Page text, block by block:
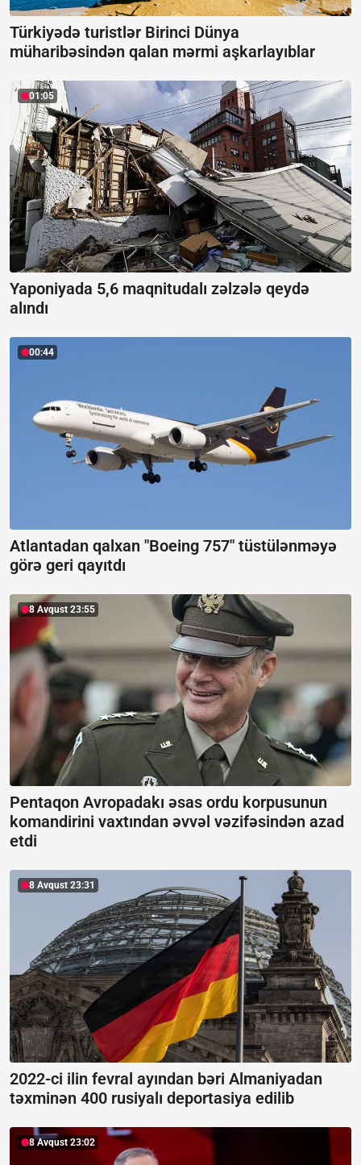
Türkiyədə turistlər Birinci Dünya
müharibəsindən qalan mərmi aşkarlayıblar
01:05
Yaponiyada 5,6 maqnitudalı zəlzələ qeydə
alındı
00:44
Atlantadan qalxan "Boeing 757" tüstülənməyə
görə geri qayıtdı
8 Avqust 23:55
Pentaqon Avropadakı əsas ordu korpusunun
komandirini vaxtından əvvəl vəzifəsindən azad
etdi
8 Avqust 23:31
2022-ci ilin fevral ayından bəri Almaniyadan
təxminən 400 rusiyalı deportasiya edilib
8 Avqust 23:02